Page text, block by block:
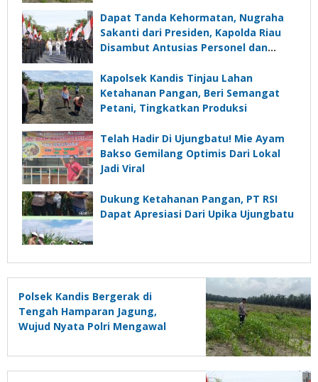
Dapat Tanda Kehormatan, Nugraha
Sakanti dari Presiden, Kapolda Riau
Disambut Antusias Personel dan
Kapolsek Kandis Tinjau Lahan
Ketahanan Pangan, Beri Semangat
Petani, Tingkatkan Produksi
Telah Hadir Di Ujungbatu! Mie Ayam
Bakso Gemilang Optimis Dari Lokal
Jadi Viral
Dukung Ketahanan Pangan, PT RSI
Dapat Apresiasi Dari Upika Ujungbatu
Polsek Kandis Bergerak di
Tengah Hamparan Jagung,
Wujud Nyata Polri Mengawal